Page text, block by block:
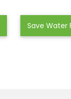
Save Water